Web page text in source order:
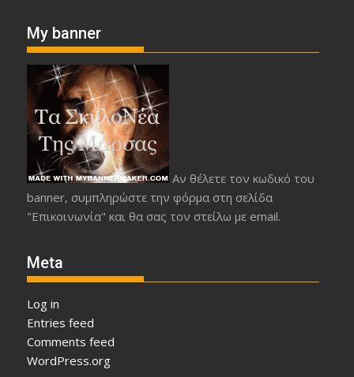
My banner
Αν θέλετε τον κωδικό του
banner, συμπληρώστε την φόρμα στη σελίδα
"Επικοινωνία" και θα σας τον στείλω με email.
Meta
Log in
Entries feed
Comments feed
WordPress.org